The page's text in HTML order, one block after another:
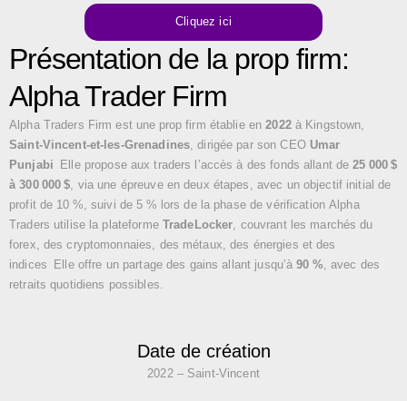
Cliquez ici
Présentation de la prop firm:
Alpha Trader Firm
Alpha Traders Firm est une prop firm établie en2022à Kingstown,
Saint‑Vincent‑et‑les‑Grenadines, dirigée par son CEO Umar
Punjabi
Elle propose aux traders l’accès à des fonds allant de25 000 $
à 300 000 $, via une épreuve en deux étapes, avec un objectif initial de
profit de 10 %, suivi de 5 % lors de la phase de vérification Alpha
Traders utilise la plateforme TradeLocker, couvrant les marchés du
forex, des cryptomonnaies, des métaux, des énergies et des
indices
Elle offre un partage des gains allant jusqu’à90 %, avec des
retraits quotidiens possibles.
Date de création
2022 – Saint-Vincent